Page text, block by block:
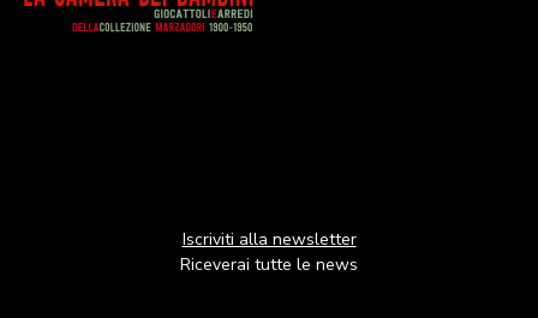
Iscriviti alla newsletter
Riceverai tutte le news